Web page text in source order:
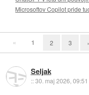
Microsoftov Copilot pride
« 1 2 3
Seljak
::30. maj 2026, 09:51